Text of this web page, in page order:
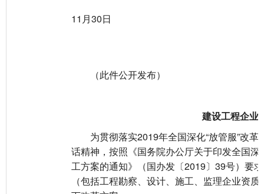
11月30日
（此件公开发布）
建设工程企业
为贯彻落实2019年全国深化“放管服”改革
话精神，按照《国务院办公厅关于印发全国
工方案的通知》（国办发〔2019〕39号）要
（包括工程勘察、设计、施工、监理企业资